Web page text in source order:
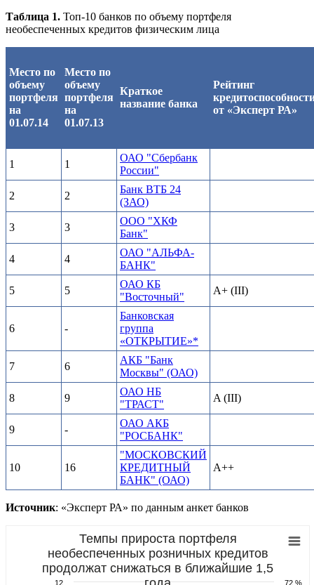
Таблица 1. Топ-10 банков по объему портфеля
необеспеченных кредитов физическим лица
Место по
объему
портфеля
на
01.07.14
Место по
объему
портфеля
на
01.07.13
Краткое
название банка
Рейтинг
от «Эксперт РА»
1 1
ОАО "Сбербанк
России"
2 2
Банк ВТБ 24
(ЗАО)
3 3
ООО "ХКФ
Банк"
4 4
ОАО "АЛЬФА-
БАНК"
5 5
ОАО КБ
"Восточный"
A+ (III)
6 -
Банковская
группа
«ОТКРЫТИЕ»*
7 6
АКБ "Банк
Москвы" (ОАО)
8 9
ОАО НБ
"ТРАСТ"
A (III)
9 -
ОАО АКБ
"РОСБАНК"
10 16
"МОСКОВСКИЙ
КРЕДИТНЫЙ
БАНК" (ОАО)
A++
Источник: «Эксперт РА» по данным анкет банков
Темпы прироста портфеля
необеспеченных розничных кредитов
продолжат снижаться в ближайшие 1,5
72 %
12